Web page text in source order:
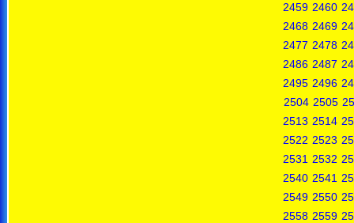
2459 2460
2468 2469
2477 2478
2486 2487
2495 2496
2504 2505
2513 2514
2522 2523
2531 2532
2540 2541
2549 2550
2558 2559